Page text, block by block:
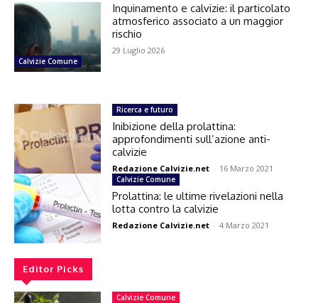
Calvizie Comune
Inquinamento e calvizie: il particolato
atmosferico associato a un maggior
rischio
29 Luglio 2026
Ricerca e futuro
Inibizione della prolattina:
approfondimenti sull’azione anti-
calvizie
Redazione Calvizie.net - 16 Marzo 2021
Calvizie Comune
Prolattina: le ultime rivelazioni nella
lotta contro la calvizie
Redazione Calvizie.net - 4 Marzo 2021
Editor Picks
Calvizie Comune